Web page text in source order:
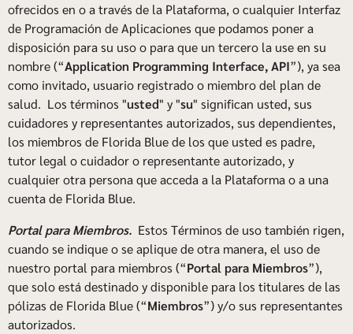
ofrecidos en o a través de la Plataforma, o cualquier Interfaz
de Programación de Aplicaciones que podamos poner a
disposición para su uso o para que un tercero la use en su
nombre (“Application Programming Interface, API”), ya sea
como invitado, usuario registrado o miembro del plan de
salud. Los términos "usted" y "su" significan usted, sus
cuidadores y representantes autorizados, sus dependientes,
los miembros de Florida Blue de los que usted es padre,
tutor legal o cuidador o representante autorizado, y
cualquier otra persona que acceda a la Plataforma o a una
cuenta de Florida Blue.
Portal para Miembros. Estos Términos de uso también rigen,
cuando se indique o se aplique de otra manera, el uso de
nuestro portal para miembros (“Portal para Miembros”),
que solo está destinado y disponible para los titulares de las
pólizas de Florida Blue (“Miembros”) y/o sus representantes
autorizados.